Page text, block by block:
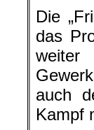
Die
das
auch
Kampf